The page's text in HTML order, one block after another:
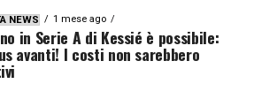
NEWS 1 mese ago
in Serie A di Kessié è possibile:
avanti! I costi non sarebbero